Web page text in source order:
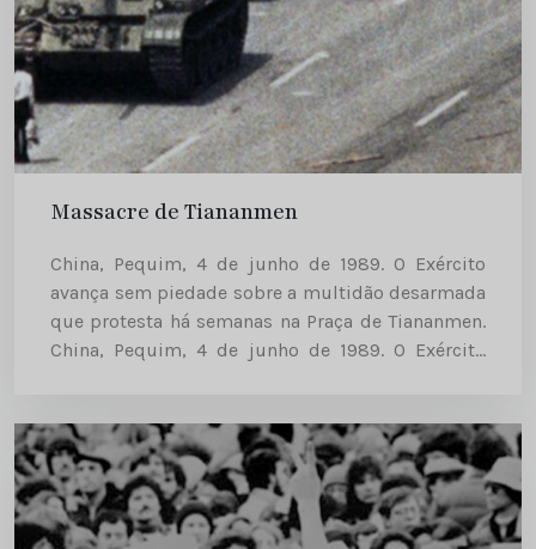
Massacre de Tiananmen
China, Pequim, 4 de junho de 1989. O Exército
avança sem piedade sobre a multidão desarmada
que protesta há semanas na Praça de Tiananmen.
China, Pequim, 4 de junho de 1989. O Exército